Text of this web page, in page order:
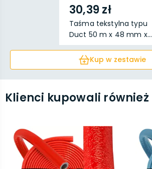
30,39 zł
Taśma tekstylna typu
Duct 50 m x 48 mm x...
Kup w zestawie
Klienci kupowali również